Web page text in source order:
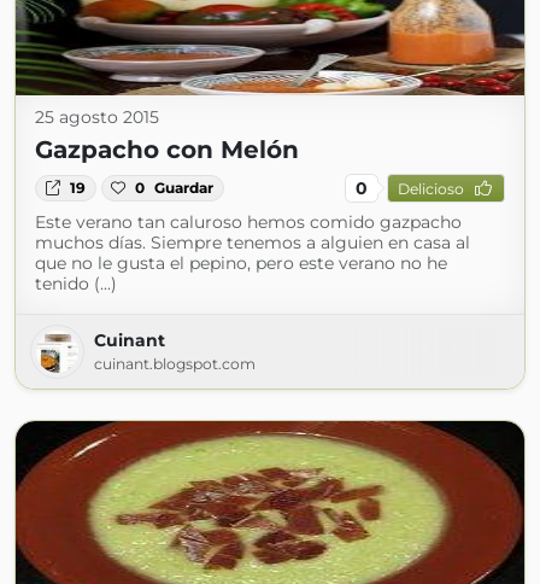
25 agosto 2015
Gazpacho con Melón
19 0 Guardar 0 Delicioso
Este verano tan caluroso hemos comido gazpacho
muchos días. Siempre tenemos a alguien en casa al
que no le gusta el pepino, pero este verano no he
tenido (...)
Cuinant
cuinant.blogspot.com